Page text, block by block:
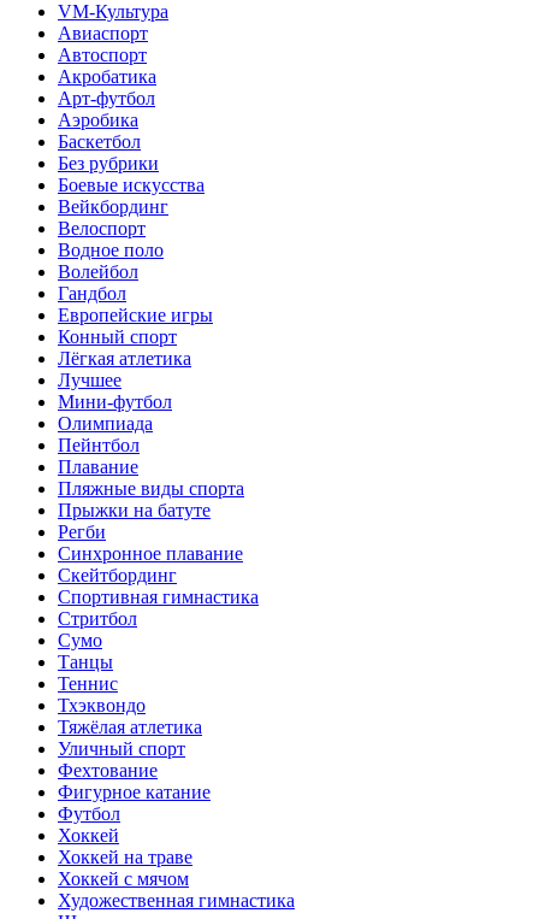
VM-Культура
Авиаспорт
Автоспорт
Акробатика
Арт-футбол
Аэробика
Баскетбол
Без рубрики
Боевые искусства
Вейкбординг
Велоспорт
Водное поло
Волейбол
Гандбол
Европейские игры
Конный спорт
Лёгкая атлетика
Лучшее
Мини-футбол
Олимпиада
Пейнтбол
Плавание
Пляжные виды спорта
Прыжки на батуте
Регби
Синхронное плавание
Скейтбординг
Спортивная гимнастика
Стритбол
Сумо
Танцы
Теннис
Тхэквондо
Тяжёлая атлетика
Уличный спорт
Фехтование
Фигурное катание
Футбол
Хоккей
Хоккей на траве
Хоккей с мячом
Художественная гимнастика